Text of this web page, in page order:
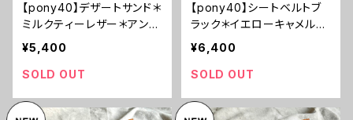
【pony40】デザートサンド＊
ミルクティーレザー＊アンテ
ィーク金具【ピン径8mm/ポ
リエステル綿素材のギター
ストラップ/pdsdmkta1】
¥5,400
SOLD OUT
【pony40】シートベルトブ
ラック＊イエローキャメルレ
ザー＊ニッケル金具【psbyc
mn23】
¥6,400
SOLD OUT